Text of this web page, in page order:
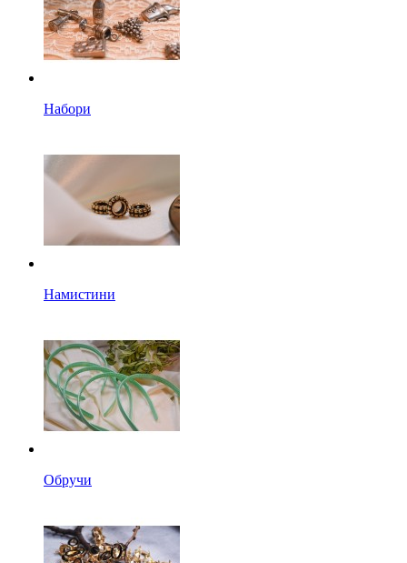
Набори
Намистини
Обручи